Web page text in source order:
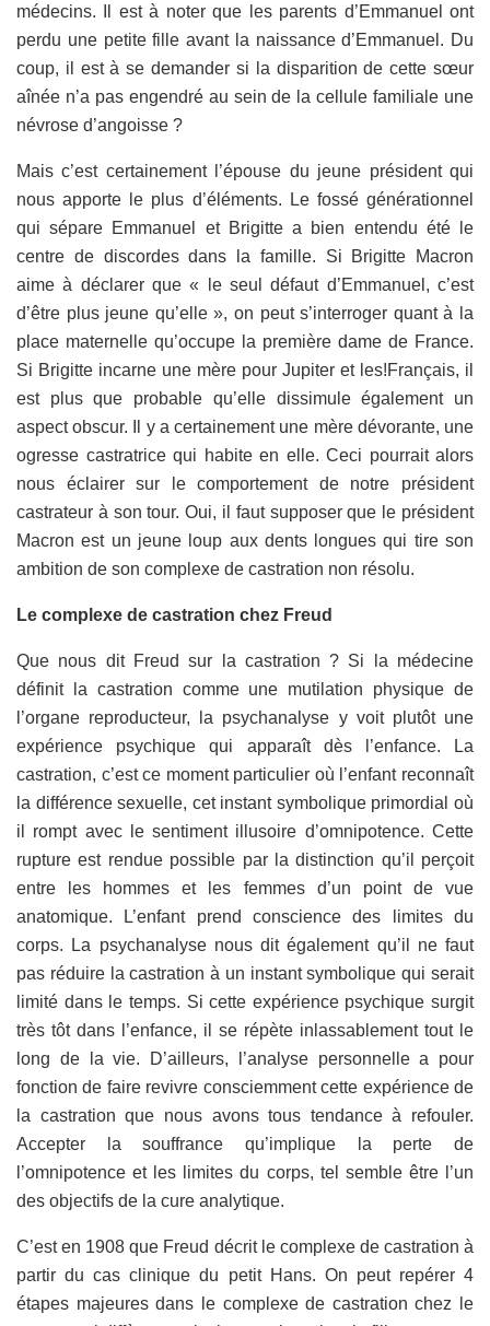
médecins. Il est à noter que les parents d’Emmanuel ont
perdu une petite fille avant la naissance d’Emmanuel. Du
coup, il est à se demander si la disparition de cette sœur
aînée n’a pas engendré au sein de la cellule familiale une
névrose d’angoisse ?
Mais c’est certainement l’épouse du jeune président qui
nous apporte le plus d’éléments. Le fossé générationnel
qui sépare Emmanuel et Brigitte a bien entendu été le
centre de discordes dans la famille. Si Brigitte Macron
aime à déclarer que « le seul défaut d’Emmanuel, c’est
d’être plus jeune qu’elle », on peut s’interroger quant à la
place maternelle qu’occupe la première dame de France.
Si Brigitte incarne une mère pour Jupiter et les!Français, il
est plus que probable qu’elle dissimule également un
aspect obscur. Il y a certainement une mère dévorante, une
ogresse castratrice qui habite en elle. Ceci pourrait alors
nous éclairer sur le comportement de notre président
castrateur à son tour. Oui, il faut supposer que le président
Macron est un jeune loup aux dents longues qui tire son
ambition de son complexe de castration non résolu.
Le complexe de castration chez Freud
Que nous dit Freud sur la castration ? Si la médecine
définit la castration comme une mutilation physique de
l’organe reproducteur, la psychanalyse y voit plutôt une
expérience psychique qui apparaît dès l’enfance. La
castration, c’est ce moment particulier où l’enfant reconnaît
la différence sexuelle, cet instant symbolique primordial où
il rompt avec le sentiment illusoire d’omnipotence. Cette
rupture est rendue possible par la distinction qu’il perçoit
entre les hommes et les femmes d’un point de vue
anatomique. L’enfant prend conscience des limites du
corps. La psychanalyse nous dit également qu’il ne faut
pas réduire la castration à un instant symbolique qui serait
limité dans le temps. Si cette expérience psychique surgit
très tôt dans l’enfance, il se répète inlassablement tout le
long de la vie. D’ailleurs, l’analyse personnelle a pour
fonction de faire revivre consciemment cette expérience de
la castration que nous avons tous tendance à refouler.
Accepter la souffrance qu’implique la perte de
l’omnipotence et les limites du corps, tel semble être l’un
des objectifs de la cure analytique.
C’est en 1908 que Freud décrit le complexe de castration à
partir du cas clinique du petit Hans. On peut repérer 4
étapes majeures dans le complexe de castration chez le